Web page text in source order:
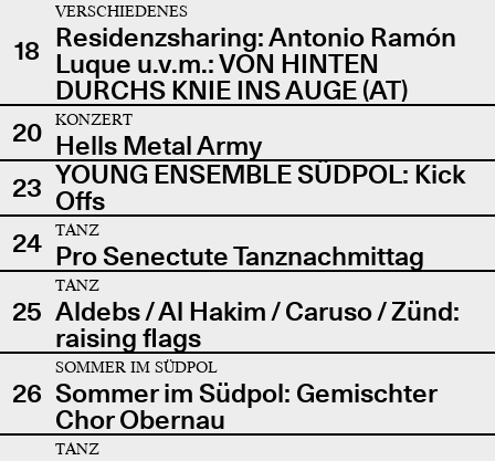
18
VERSCHIEDENES
Residenzsharing: Antonio Ramón
Luque u.v.m.: VON HINTEN
DURCHS KNIE INS AUGE (AT)
20
KONZERT
Hells Metal Army
23 YOUNG ENSEMBLE SÜDPOL: Kick
Offs
24
TANZ
Pro Senectute Tanznachmittag
25
TANZ
Aldebs / Al Hakim / Caruso / Zünd:
raising flags
26
SOMMER IM SÜDPOL
Sommer im Südpol: Gemischter
Chor Obernau
TANZ